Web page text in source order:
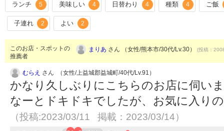
ランチ 5 美味しい 4 日替わり 4 種類 4 ご飯
子連れ 2 よい 2
このお店・スポットの
推薦者
まりあ さん （女性/熊本市/30代/Lv.30） (投稿：
むらえ さん （女性/上益城郡益城町/40代/Lv.91）
かなり久しぶりにこちらのお店に伺い
なーとドキドキでしたが、お気に入り
（投稿:2023/03/11 掲載：2023/03/14）